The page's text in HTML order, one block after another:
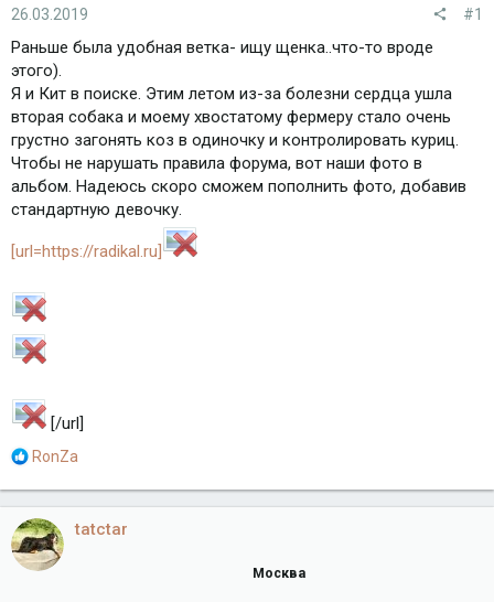
26.03.2019 #1
Раньше была удобная ветка- ищу щенка..что-то вроде
этого).
Я и Кит в поиске. Этим летом из-за болезни сердца ушла
вторая собака и моему хвостатому фермеру стало очень
грустно загонять коз в одиночку и контролировать куриц.
Чтобы не нарушать правила форума, вот наши фото в
альбом. Надеюсь скоро сможем пополнить фото, добавив
стандартную девочку.
[url=https://radikal.ru]
[/url]
Р
а
к
ц
и
RonZa
tatctar
Москва